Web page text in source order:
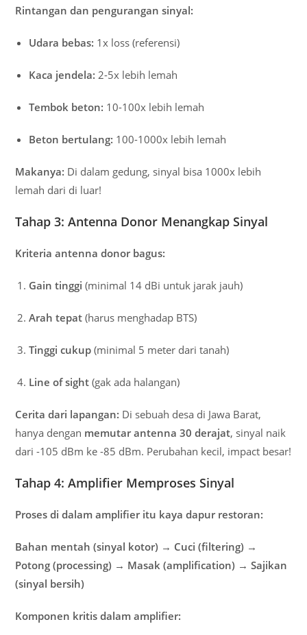
Rintangan dan pengurangan sinyal:
Udara bebas: 1x loss (referensi)
Kaca jendela: 2-5x lebih lemah
Tembok beton: 10-100x lebih lemah
Beton bertulang: 100-1000x lebih lemah
Makanya: Di dalam gedung, sinyal bisa 1000x lebih
lemah dari di luar!
Tahap 3: Antenna Donor Menangkap Sinyal
Kriteria antenna donor bagus:
Gain tinggi (minimal 14 dBi untuk jarak jauh)
Arah tepat (harus menghadap BTS)
Tinggi cukup (minimal 5 meter dari tanah)
Line of sight (gak ada halangan)
Cerita dari lapangan: Di sebuah desa di Jawa Barat,
hanya dengan memutar antenna 30 derajat, sinyal naik
dari -105 dBm ke -85 dBm. Perubahan kecil, impact besar!
Tahap 4: Amplifier Memproses Sinyal
Proses di dalam amplifier itu kaya dapur restoran:
Bahan mentah (sinyal kotor) → Cuci (filtering) →
Potong (processing) → Masak (amplification) → Sajikan
(sinyal bersih)
Komponen kritis dalam amplifier: